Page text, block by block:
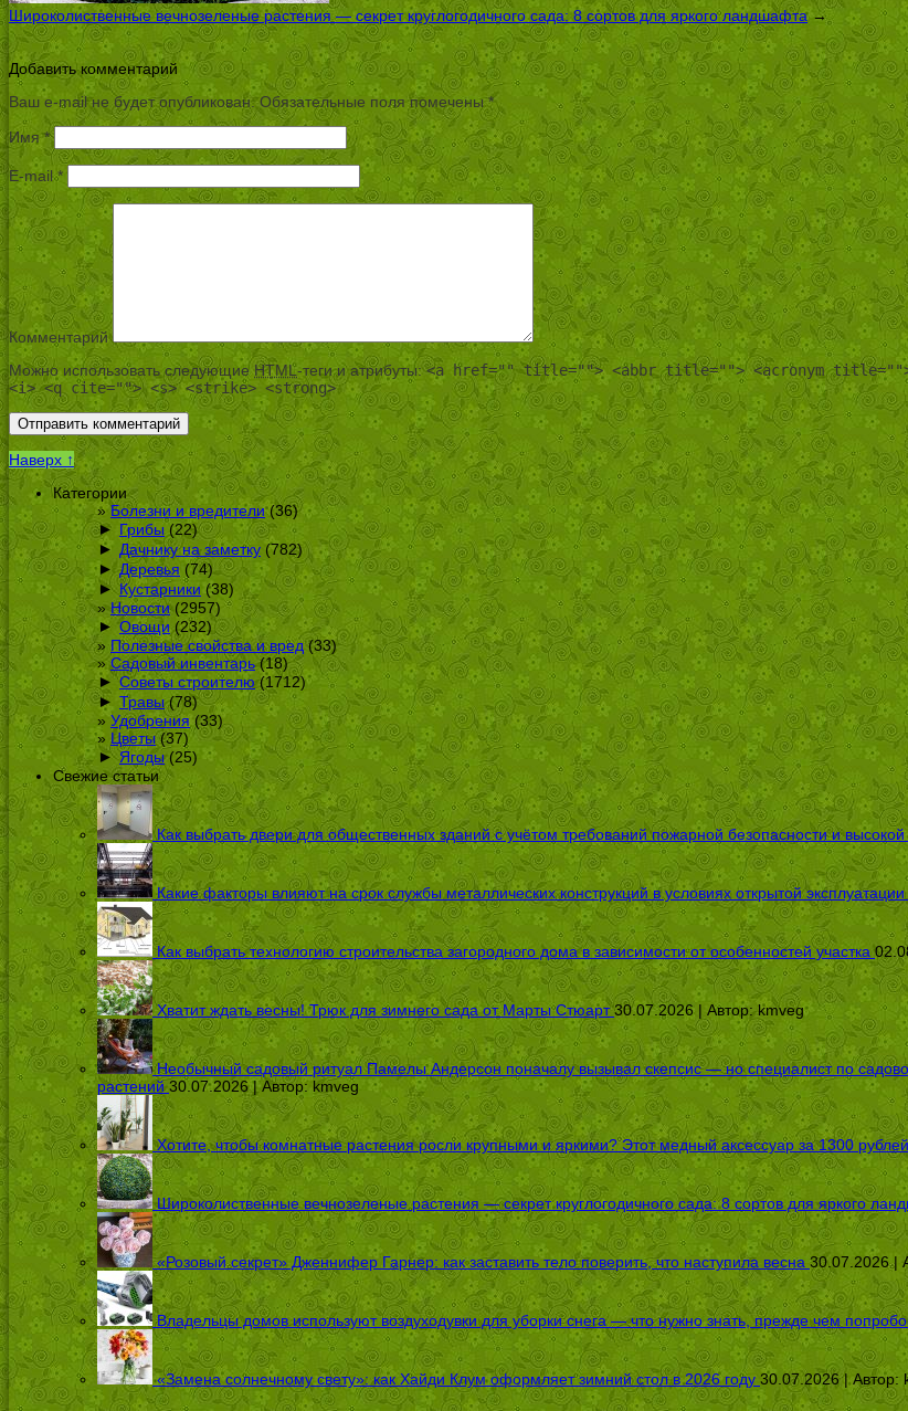
Широколиственные вечнозеленые растения — секрет круглогодичного сада: 8 сортов для яркого ландшафта→
Добавить комментарий
Ваш e-mail не будет опубликован.Обязательные поля помечены*
Имя*
E-mail*
Комментарий
Можно использовать следующие HTML-теги и атрибуты:<a href="" title=""> <abbr title=""> <acronym title="">
<i> <q cite=""> <s> <strike> <strong>
Наверх ↑
Категории
Болезни и вредители(36)
► Грибы (22)
► Дачнику на заметку (782)
► Деревья (74)
► Кустарники (38)
Новости(2957)
► Овощи(232)
Полезные свойства и вред(33)
Садовый инвентарь(18)
► Советы строителю(1712)
► Травы(78)
Удобрения (33)
Цветы(37)
► Ягоды(25)
Свежие статьи
Как выбрать двери для общественных зданий с учётом требований пожарной безопасности и
Какие факторы влияют на срок службы металлических конструкций в условиях открытой эксплуатации
Как выбрать технологию строительства загородного дома в зависимости от особенностей участка
Хватит ждать весны! Трюк для зимнего сада от Марты Стюарт 30.07.2026 | Автор:kmveg
Необычный садовый ритуал Памелы Андерсон поначалу вызывал скепсис — но специалист по
растений 30.07.2026 | Автор: kmveg
Хотите, чтобы комнатные растения росли крупными и яркими? Этот медный аксессуар за 1300
Широколиственные вечнозеленые растения — секрет круглогодичного сада: 8 сортов для яркого
«Розовый секрет» Дженнифер Гарнер: как заставить тело поверить, что наступила весна 30.07.2026 |
Владельцы домов используют воздуходувки для уборки снега — что нужно знать, прежде чем
«Замена солнечному свету»: как Хайди Клум оформляет зимний стол в 2026 году 30.07.2026 | Автор: